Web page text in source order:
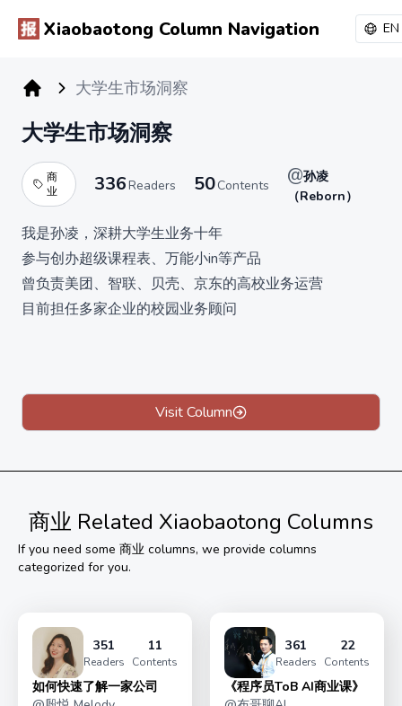
Xiaobaotong Column Navigation EN
大学生市场洞察
大学生市场洞察
商
业
336Readers 50Contents @孙凌
（Reborn）
我是孙凌，深耕大学生业务十年
参与创办超级课程表、万能小in等产品
曾负责美团、智联、贝壳、京东的高校业务运营
目前担任多家企业的校园业务顾问
【市场地图】市场新手必看
【月度洞察】最新业务复盘
订阅后赠送，添加微信：chenfei19950925
1）本专栏的专属交流群
2）校园实战手册一本（包邮，仅限5月后购买）
Visit Column
商业 Related Xiaobaotong Columns
If you need some 商业 columns, we provide columns
categorized for you.
351
Readers
11
Contents
如何快速了解一家公司
361
Readers
22
Contents
《程序员ToB AI商业课》